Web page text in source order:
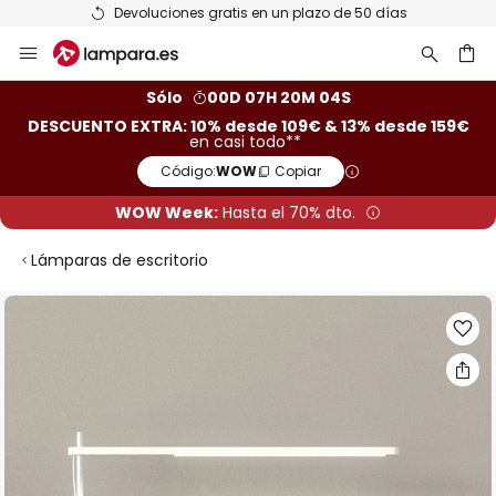
Devoluciones gratis en un plazo de 50 días
al
Sólo
00D 07H 20M 03S
DESCUENTO EXTRA: 10% desde 109€ & 13% desde 159€
en casi todo**
Código:WOW Copiar
WOW Week: Hasta el 70% dto.
Lámparas de escritorio
Saltar